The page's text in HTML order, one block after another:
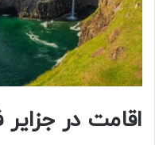
اقامت در جزایر